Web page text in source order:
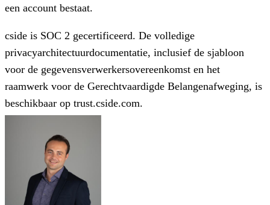
een account bestaat.
cside is SOC 2 gecertificeerd. De volledige
privacyarchitectuurdocumentatie, inclusief de sjabloon
voor de gegevensverwerkersovereenkomst en het
raamwerk voor de Gerechtvaardigde Belangenafweging, is
beschikbaar op trust.cside.com.